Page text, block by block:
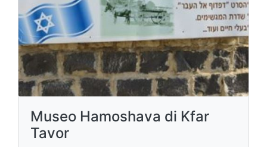
Museo Hamoshava di Kfar
Tavor